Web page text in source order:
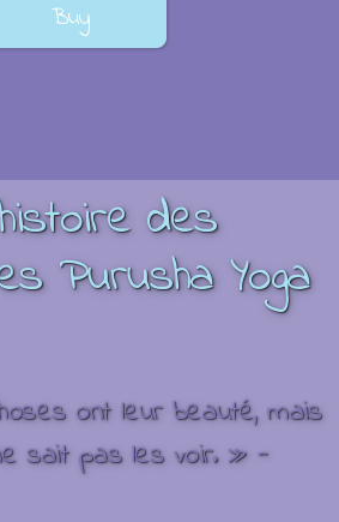
Buy
des
Purusha Yoga
ont leur beauté, mais
sait pas les voir. » -